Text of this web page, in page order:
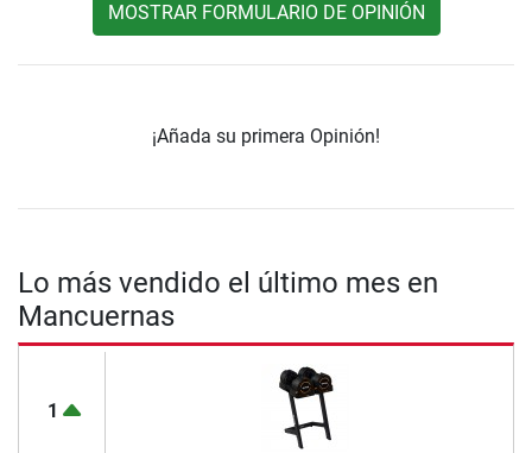
MOSTRAR FORMULARIO DE OPINIÓN
¡Añada su primera Opinión!
Lo más vendido el último mes en
Mancuernas
1